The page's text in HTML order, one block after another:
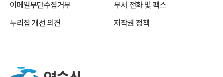
이메일무단수집거부
부서 전화 및 팩스
누리집 개선 의견
저작권 정책